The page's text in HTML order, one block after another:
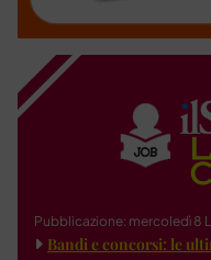
Pubblicazione: mercoledì 8
Bandi e concorsi: le